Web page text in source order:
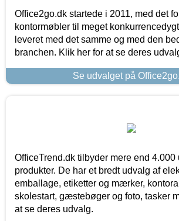
Office2go.dk startede i 2011, med det
kontormøbler til meget
leveret med det samme og med den
branchen. Klik her for at se deres
Se udvalget på
OfficeTrend.dk tilbyder mere end 4.000
produkter. De har et bredt udvalg af
emballage, etiketter og mærker,
skolestart, gæstebøger og foto, tasker
at se deres udvalg.